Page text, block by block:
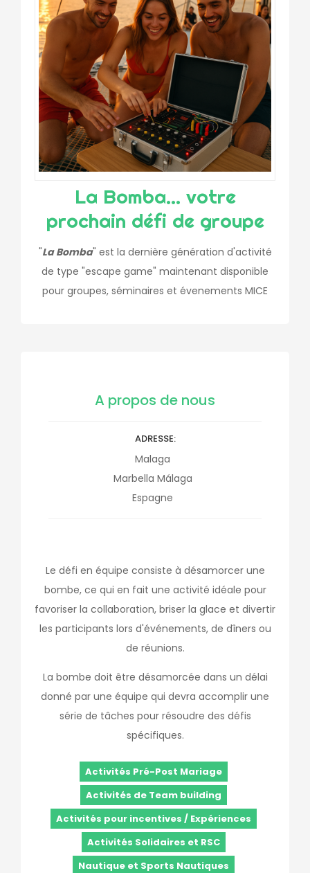
La Bomba... votre
prochain défi de groupe
"La Bomba" est la dernière génération d'activité
de type "escape game" maintenant disponible
pour groupes, séminaires et évenements MICE
A propos de nous
ADRESSE
Malaga
Marbella Málaga
Espagne
Le défi en équipe consiste à désamorcer une
bombe, ce qui en fait une activité idéale pour
favoriser la collaboration, briser la glace et divertir
les participants lors d'événements, de dîners ou
de réunions.
La bombe doit être désamorcée dans un délai
donné par une équipe qui devra accomplir une
série de tâches pour résoudre des défis
spécifiques.
Activités Pré-Post Mariage
Activités de Team building
Activités pour incentives / Expériences
Activités Solidaires et RSC
Nautique et Sports Nautiques